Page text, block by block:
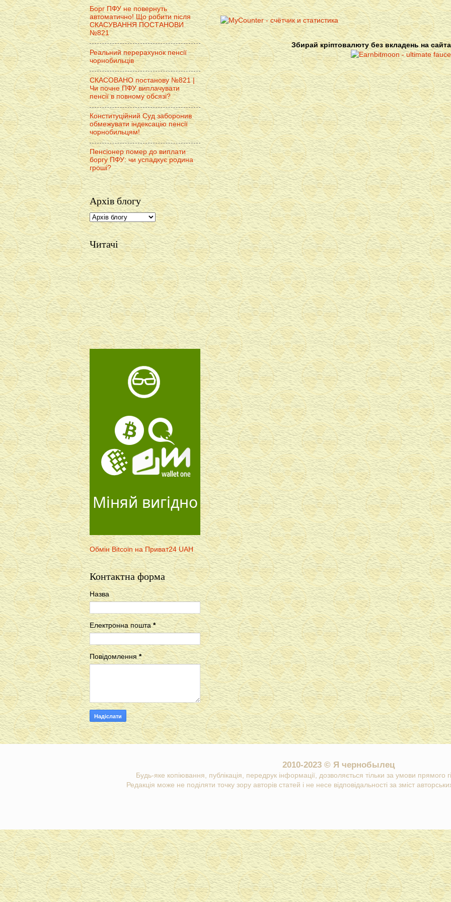
Збирай кріптовалюту без вкладень на
Борг ПФУ не повернуть
автоматично! Що робити після
СКАСУВАННЯ ПОСТАНОВИ
№821
Реальний перерахунок пенсії
чорнобильців
СКАСОВАНО постанову №821 |
Чи почне ПФУ виплачувати
пенсії в повному обсязі?
Конституційний Суд заборонив
обмежувати індексацію пенсії
чорнобильцям!
Пенсіонер помер до виплати
боргу ПФУ: чи успадкує родина
гроші?
Архів блогу
Читачі
Міняй вигідно
Обмін Bitcoin на Приват24 UAH
Контактна форма
Назва
Електронна пошта*
Повідомлення*
2010-2023 © Я чернобылец
Будь-яке копіювання, публікація, передрук інформації, дозволяється тільки за умови прямого
Редакція може не поділяти точку зору авторів статей і не несе відповідальності за зміст